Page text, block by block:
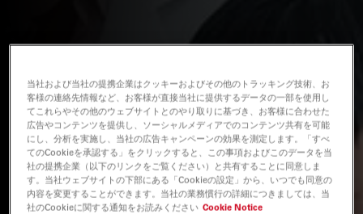
当社および当社の提携企業はクッキーおよびその他のトラッキング技術、お
客様の連絡先情報など、お客様が直接当社に提供するデータの一部を使用し
てこれらやその他のウェブサイトとのやり取りに基づき、お客様に合わせた
広告やコンテンツを提供し、ソーシャルメディアでのコンテンツ共有を可能
にし、分析を実施し、当社の広告キャンペーンの効果を測定します。「すべ
てのCookieを承認する」をクリックすると、この事項およびこのデータを当
社の提携企業（以下のリンクをご覧ください）と共有することに同意しま
す。当社ウェブサイトの下部にある「Cookieの設定」から、いつでも同意の
内容を変更することができます。当社の業務慣行の詳細につきましては、当
社のCookieに関する通知をお読みください Cookie Notice